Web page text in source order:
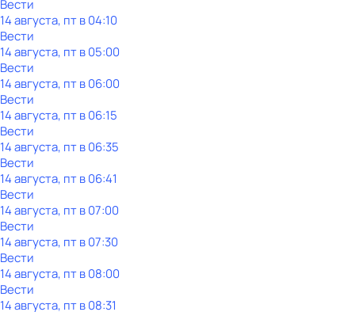
Вести
14 августа, пт в 04:10
Вести
14 августа, пт в 05:00
Вести
14 августа, пт в 06:00
Вести
14 августа, пт в 06:15
Вести
14 августа, пт в 06:35
Вести
14 августа, пт в 06:41
Вести
14 августа, пт в 07:00
Вести
14 августа, пт в 07:30
Вести
14 августа, пт в 08:00
Вести
14 августа, пт в 08:31